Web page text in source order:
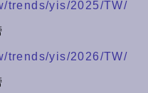
trends/yis/2025/TW/
trends/yis/2026/TW/